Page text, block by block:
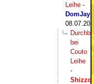
Leihe -
DomJay
bei
Couto
Leihe
-
Shizzo